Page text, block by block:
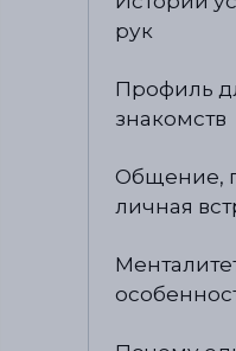
рук
Профиль
знакомств
Общение,
личная